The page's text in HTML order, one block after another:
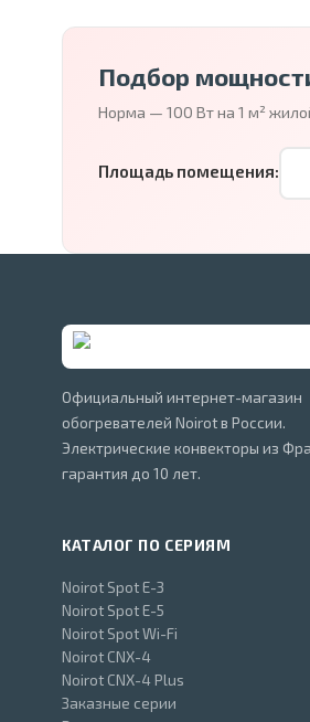
Подбор
Норма — 100 Вт на 1 м²
Площадь помещения:
Официальный интернет-магазин
обогревателей Noirot в России.
Электрические конвекторы из
гарантия до 10 лет.
КАТАЛОГ ПО СЕРИЯМ
Noirot Spot E-3
Noirot Spot E-5
Noirot Spot Wi-Fi
Noirot CNX-4
Noirot CNX-4 Plus
Заказные серии